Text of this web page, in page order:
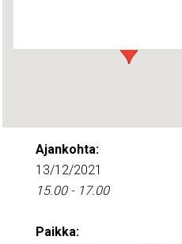
Ajankohta:
13/12/2021
15.00 - 17.00
Paikka: